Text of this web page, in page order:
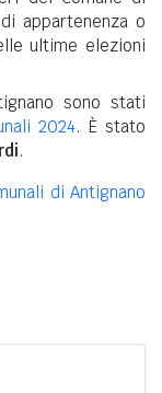
appartenenza o
ultime elezioni
sono stati
2024. È stato
.
di Antignano